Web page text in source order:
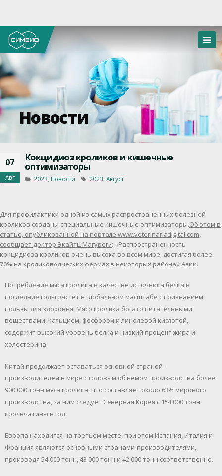
Новости
07
Авг
Кокцидиоз кроликов и кишечные
оптимизаторы
2023 Новости 2023 ,Август
Для профилактики одной из самых распространенных болезней
кроликов созданы специальные кишечные оптимизаторы.Об этом в
статье, опубликованной на портале www.veterinariadigital.com,
сообщает доктор Экайтц Магуреги: «Распространенность
кокцидиоза кроликов очень высока во всем мире, достигая более
70% на кролиководческих фермах в некоторых районах Азии.
Потребление мяса кролика в качестве источника белка в
последние годы растет в глобальном масштабе с признанием
пользы для здоровья. Мясо кролика богато питательными
веществами, кальцием, фосфором и линолевой кислотой,
содержит высокий уровень белка и низкий процент жира и
холестерина.
Китай продолжает оставаться основной страной-
производителем в мире с годовым объемом производства более
900 000 тонн мяса кролика, что составляет около 63% мирового
производства, за ним следует Северная Корея с 154 000 тонн
крольчатины в год.
Европа находится на третьем месте, при этом Испания, Италия и
Франция являются основными странами-производителями,
производя 54 000 тонн, 43 000 тонн и 42 000 тонн соответственно.